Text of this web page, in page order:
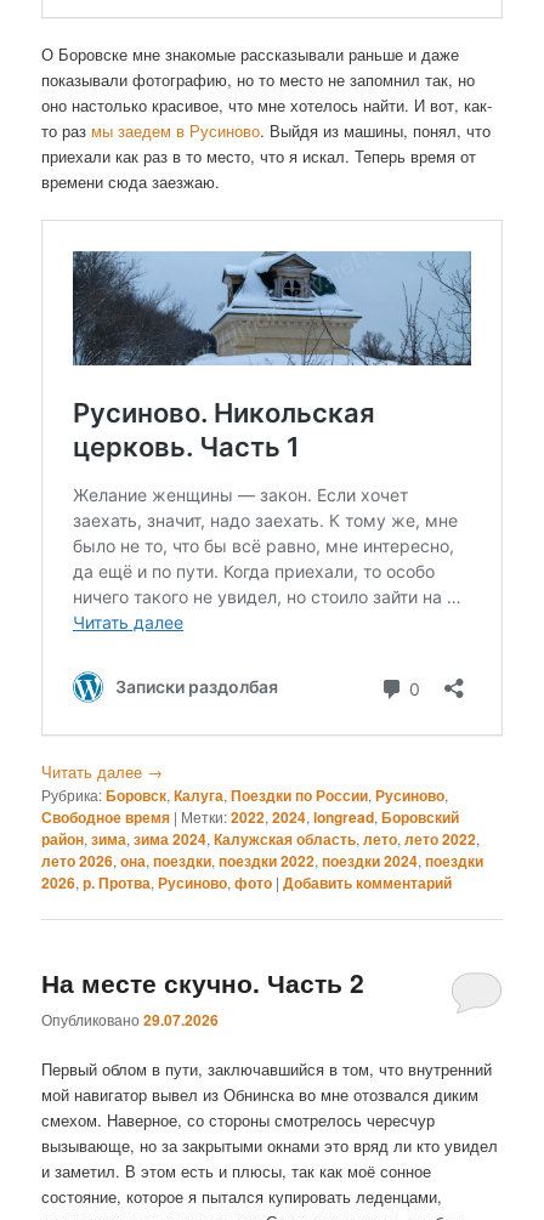
О Боровске мне знакомые рассказывали раньше и даже
показывали фотографию, но то место не запомнил так, но
оно настолько красивое, что мне хотелось найти. И вот, как-
то раз мы заедем в Русиново. Выйдя из машины, понял, что
приехали как раз в то место, что я искал. Теперь время от
времени сюда заезжаю.
Читать далее →
Рубрика:Боровск,Калуга,Поездки по России,Русиново,
Свободное время | Метки:2022,2024,longread,Боровский
район,зима,зима 2024,Калужская область,лето,лето 2022,
лето 2026,она,поездки,поездки 2022,поездки 2024,поездки
2026,р. Протва,Русиново,фото |Добавить комментарий
На месте скучно. Часть 2
Опубликовано29.07.2026
Первый облом в пути, заключавшийся в том, что внутренний
мой навигатор вывел из Обнинска во мне отозвался диким
смехом. Наверное, со стороны смотрелось чересчур
вызывающе, но за закрытыми окнами это вряд ли кто увидел
и заметил. В этом есть и плюсы, так как моё сонное
состояние, которое я пытался купировать леденцами,